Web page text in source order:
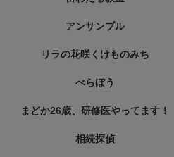
アンサンブル
リラの花咲くけものみち
べらぼう
まどか26歳、研修医やってます！
相続探偵